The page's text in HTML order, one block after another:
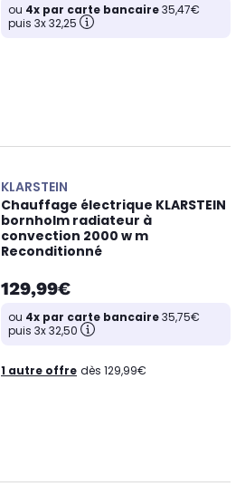
ou 4x par carte bancaire35,47€
puis 3x 32,25
KLARSTEIN
Chauffage électrique KLARSTEIN
bornholm radiateur à
convection 2000 w m
Reconditionné
129,99€
ou 4x par carte bancaire35,75€
puis 3x 32,50
1 autre offre dès 129,99€